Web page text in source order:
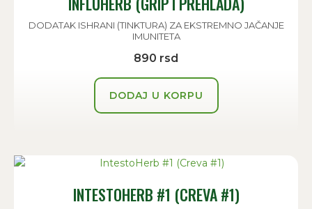
DODATAK ISHRANI (TINKTURA) ZA EKSTREMNO JAČANJE
IMUNITETA
890 rsd
DODAJ U KORPU
INTESTOHERB #1 (CREVA #1)